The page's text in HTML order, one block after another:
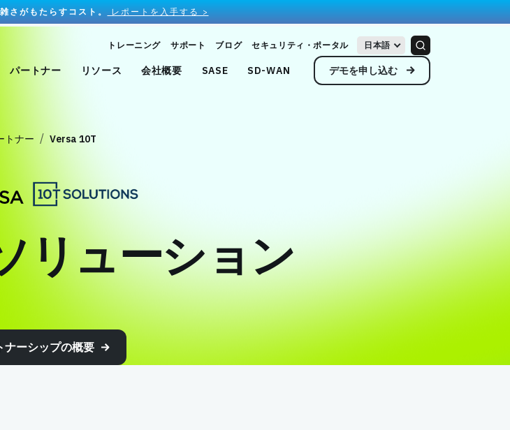
がもたらすコスト。 レポートを入手する >
トレーニング サポート ブログ セキュリティ・ポータル 日本語
パートナー リソース 会社概要 SASE SD-WAN デモを申し込む
トナー Versa 10T
リューション
ナーシップの概要